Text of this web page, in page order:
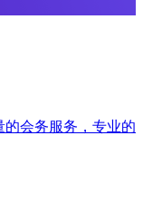
会务服务，专业的